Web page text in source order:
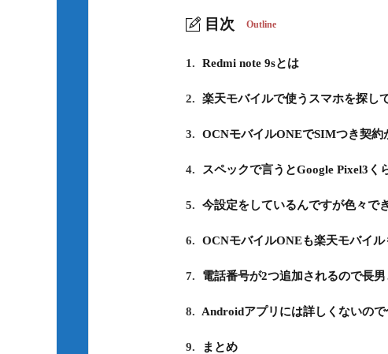
目次 Outline
1. Redmi note 9sとは
2. 楽天モバイルで使うスマホを探し
3. OCNモバイルONEでSIMつき契約
4. スペックで言うとGoogle Pixel3く
5. 今設定をしているんですが色々で
6. OCNモバイルONEも楽天モバイ
7. 電話番号が2つ追加されるので長
8. Androidアプリには詳しくないの
9. まとめ